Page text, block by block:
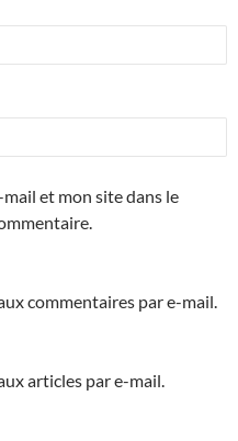
et mon site dans le
commentaires par e-mail.
articles par e-mail.